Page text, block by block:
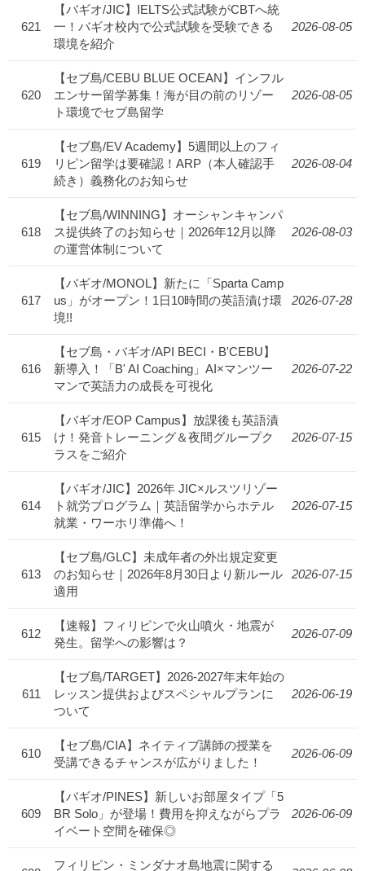
621
【バギオ/JIC】IELTS公式試験がCBTへ統
一！バギオ校内で公式試験を受験できる
環境を紹介
2026-08-05
620
【セブ島/CEBU BLUE OCEAN】インフル
エンサー留学募集！海が目の前のリゾー
ト環境でセブ島留学
2026-08-05
619
【セブ島/EV Academy】5週間以上のフィ
リピン留学は要確認！ARP（本人確認手
続き）義務化のお知らせ
2026-08-04
618
【セブ島/WINNING】オーシャンキャンパ
ス提供終了のお知らせ｜2026年12月以降
の運営体制について
2026-08-03
617
【バギオ/MONOL】新たに「Sparta Camp
us」がオープン！1日10時間の英語漬け環
境!!
2026-07-28
616
【セブ島・バギオ/API BECI・B'CEBU】
新導入！「B' AI Coaching」AI×マンツー
マンで英語力の成長を可視化
2026-07-22
615
【バギオ/EOP Campus】放課後も英語漬
け！発音トレーニング＆夜間グループク
ラスをご紹介
2026-07-15
614
【バギオ/JIC】2026年 JIC×ルスツリゾー
ト就労プログラム｜英語留学からホテル
就業・ワーホリ準備へ！
2026-07-15
613
【セブ島/GLC】未成年者の外出規定変更
のお知らせ｜2026年8月30日より新ルール
適用
2026-07-15
612
【速報】フィリピンで火山噴火・地震が
発生。留学への影響は？
2026-07-09
611
【セブ島/TARGET】2026-2027年末年始の
レッスン提供およびスペシャルプランに
ついて
2026-06-19
610
【セブ島/CIA】ネイティブ講師の授業を
受講できるチャンスが広がりました！
2026-06-09
609
【バギオ/PINES】新しいお部屋タイプ「5
BR Solo」が登場！費用を抑えながらプラ
イベート空間を確保◎
2026-06-09
フィリピン・ミンダナオ島地震に関する